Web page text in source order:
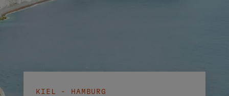
KIEL - HAMBURG